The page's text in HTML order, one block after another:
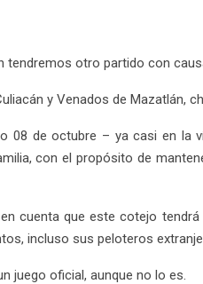
tendremos otro partido con
y Venados de Mazatlán,
08 de octubre – ya casi en la
con el propósito de
cuenta que este cotejo
incluso sus peloteros
juego oficial, aunque no lo es.